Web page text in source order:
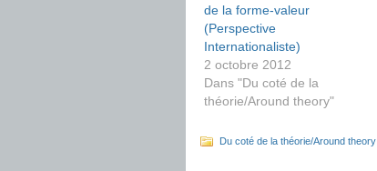
de la forme-valeur
(Perspective
Internationaliste)
2 octobre 2012
Dans "Du coté de la
théorie/Around theory"
Du coté de la théorie/Around theory